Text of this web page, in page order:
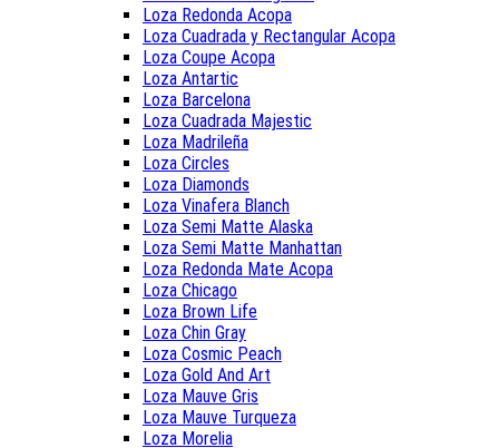
Loza Redonda Acopa
Loza Cuadrada y Rectangular Acopa
Loza Coupe Acopa
Loza Antartic
Loza Barcelona
Loza Cuadrada Majestic
Loza Madrileña
Loza Circles
Loza Diamonds
Loza Vinafera Blanch
Loza Semi Matte Alaska
Loza Semi Matte Manhattan
Loza Redonda Mate Acopa
Loza Chicago
Loza Brown Life
Loza Chin Gray
Loza Cosmic Peach
Loza Gold And Art
Loza Mauve Gris
Loza Mauve Turqueza
Loza Morelia